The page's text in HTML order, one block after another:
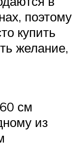
поэтому
купить
желание,
см
из